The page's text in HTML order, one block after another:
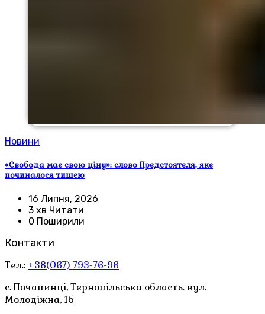
Новини
«Свобода має свою ціну»: слово Предстоятеля, яке
починалося тишею
16 Липня, 2026
3 хв Читати
0 Поширили
Контакти
Тел.: +38(067) 793-76-96
с. Почапинці, Тернопільська область. вул.
Молодіжна, 1б